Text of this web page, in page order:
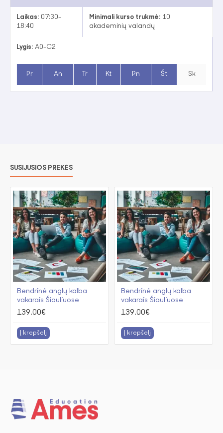
Laikas: 07:30-
18:40
Minimali kurso trukmė: 10
akademinių valandų
Lygis: A0-C2
Pr An Tr Kt Pn Št Sk
SUSIJUSIOS PREKĖS
Bendrinė anglų kalba
vakarais Šiauliuose
139.00€
Į krepšelį
Bendrinė anglų kalba
vakarais Šiauliuose
139.00€
Į krepšelį